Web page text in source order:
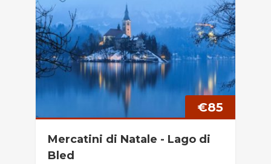
€85
Mercatini di Natale - Lago di
Bled